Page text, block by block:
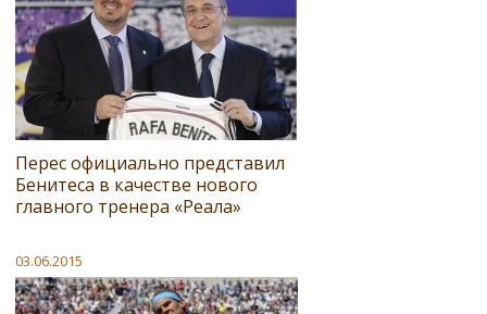
Перес официально представил
Бенитеса в качестве нового
главного тренера «Реала»
03.06.2015